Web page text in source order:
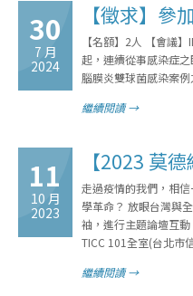
30
7 月
2024
【徵求】
【名額】2人 【會議
起，連續從事感染症
腦膜炎雙球菌感染案
繼續閱讀 →
11
10 月
2023
【2023 莫
走過疫情的我們，相
學革命？ 放眼台灣與
袖，進行主題論壇互
TICC 101全室(台北市
繼續閱讀 →